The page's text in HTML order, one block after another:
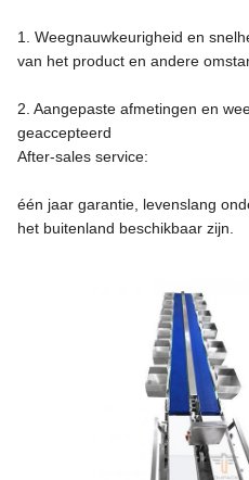
1. Weegnauwkeurigheid en
van het product en andere
2. Aangepaste afmetingen en
geaccepteerd
After-sales service:
één jaar garantie, levenslang
het buitenland beschikbaar zijn.